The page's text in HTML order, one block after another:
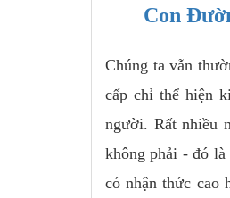
Con
Chúng ta vẫn
cấp chỉ thể hiện
người. Rất nhiều
không phải - đó
có nhận thức cao